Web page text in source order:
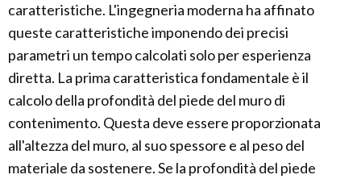
caratteristiche. L'ingegneria moderna ha affinato
queste caratteristiche imponendo dei precisi
parametri un tempo calcolati solo per esperienza
diretta. La prima caratteristica fondamentale è il
calcolo della profondità del piede del muro di
contenimento. Questa deve essere proporzionata
all'altezza del muro, al suo spessore e al peso del
materiale da sostenere. Se la profondità del piede